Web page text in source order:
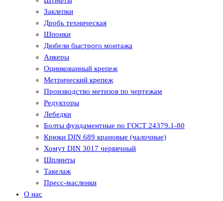
Заклепки
Дробь техническая
Шпонки
Дюбели быстрого монтажа
Анкеры
Оцинкованный крепеж
Метрический крепеж
Производство метизов по чертежам
Редукторы
Лебедки
Болты фундаментные по ГОСТ 24379.1-80
Крюки DIN 689 крановые (чалочные)
Хомут DIN 3017 червячный
Шплинты
Такелаж
Пресс-масленки
О нас